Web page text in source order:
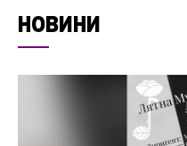
НОВИНИ